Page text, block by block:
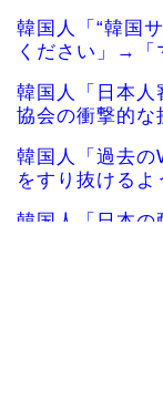
韓国人「“韓国
ください」→「
韓国人「日本人
協会の衝撃的な
韓国人「過去の
をすり抜けるよ
韓国人「日本の